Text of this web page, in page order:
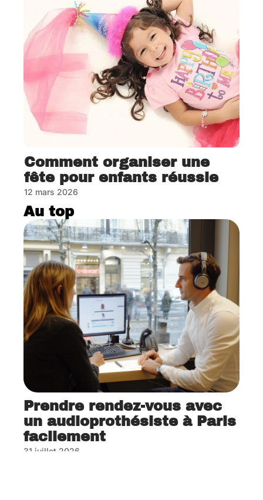
Comment organiser une
fête pour enfants réussie
12 mars 2026
Au top
Prendre rendez-vous avec
un audioprothésiste à Paris
facilement
31 juillet 2026